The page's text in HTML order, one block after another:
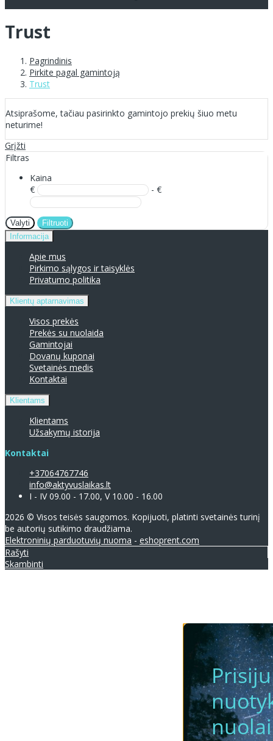
Trust
Pagrindinis
Pirkite pagal gamintoją
Trust
Atsiprašome, tačiau pasirinkto gamintojo prekių šiuo metu
neturime!
Grįžti
Filtras
Kaina
€
- €
Valyti
Filtruoti
Informacija
Apie mus
Pirkimo sąlygos ir taisyklės
Privatumo politika
Klientų aptarnavimas
Visos prekės
Prekės su nuolaida
Gamintojai
Dovanų kuponai
Svetainės medis
Kontaktai
Klientams
Klientams
Užsakymų istorija
Kontaktai
+37064767746
info@aktyvuslaikas.lt
I - IV 09.00 - 17.00, V 10.00 - 16.00
2026 © Visos teisės saugomos. Kopijuoti, platinti svetainės turinį
be autorių sutikimo draudžiama.
Elektroninių parduotuvių nuoma - eshoprent.com
Rašyti
Skambinti